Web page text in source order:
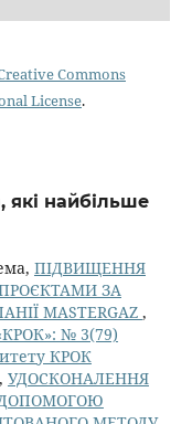
Commons
License.
які найбільше
ПІДВИЩЕННЯ
ЗА
MASTERGAZ ,
№ 3(79)
КРОК
УДОСКОНАЛЕННЯ
ДОПОМОГОЮ